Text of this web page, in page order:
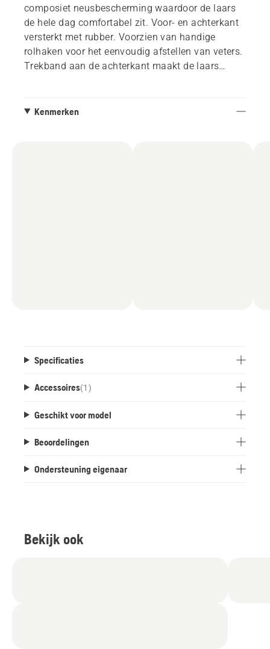
composiet neusbescherming waardoor de laars
de hele dag comfortabel zit. Voor- en achterkant
versterkt met rubber. Voorzien van handige
rolhaken voor het eenvoudig afstellen van veters.
Trekband aan de achterkant maakt de laars
Kenmerken
Specificaties
Accessoires(1 )
Geschikt voor model
Beoordelingen
Ondersteuning eigenaar
Bekijk ook